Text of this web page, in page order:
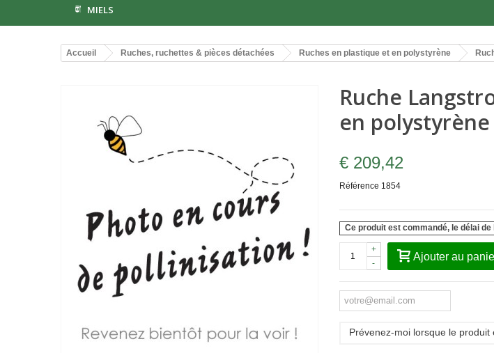
MIELS
Accueil Ruches, ruchettes & pièces détachées Ruches en plastique et en polystyrène
Ruche
en
€ 209,42
Référence 1854
Ce produit est commandé, le délai
-
+
Ajouter au
Prévenez-moi lorsque le produit